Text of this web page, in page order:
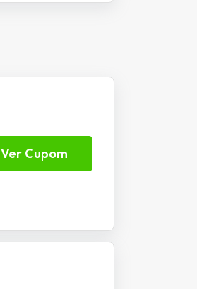
Ver Cupom